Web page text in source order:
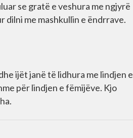
se gratë e veshura me ngjyrë
dilni me mashkullin e ëndrrave.
ijët janë të lidhura me lindjen e
për lindjen e fëmijëve. Kjo